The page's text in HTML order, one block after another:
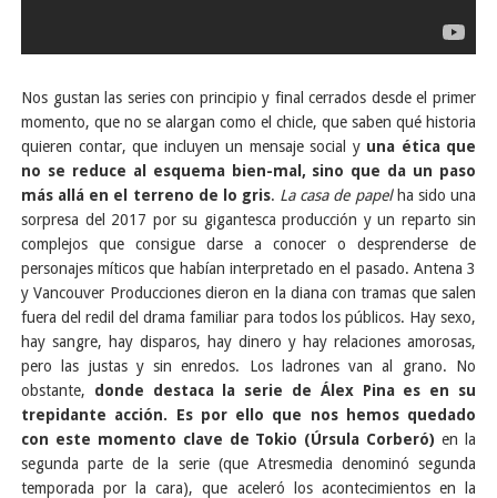
Nos gustan las series con principio y final cerrados desde el primer
momento, que no se alargan como el chicle, que saben qué historia
quieren contar, que incluyen un mensaje social yuna ética que
no se reduce al esquema bien-mal, sino que da un paso
más allá en el terreno de lo gris. La casa de papelha sido una
sorpresa del 2017 por su gigantesca producción y un reparto sin
complejos que consigue darse a conocer o desprenderse de
personajes míticos que habían interpretado en el pasado. Antena 3
y Vancouver Producciones dieron en la diana con tramas que salen
fuera del redil del drama familiar para todos los públicos. Hay sexo,
hay sangre, hay disparos, hay dinero y hay relaciones amorosas,
pero las justas y sin enredos. Los ladrones van al grano. No
obstante, donde destaca la serie de Álex Pina es en su
trepidante acción. Es por ello que nos hemos quedado
con este momento clave de Tokio (Úrsula Corberó) en la
segunda parte de la serie (que Atresmedia denominó segunda
temporada por la cara), que aceleró los acontecimientos en la